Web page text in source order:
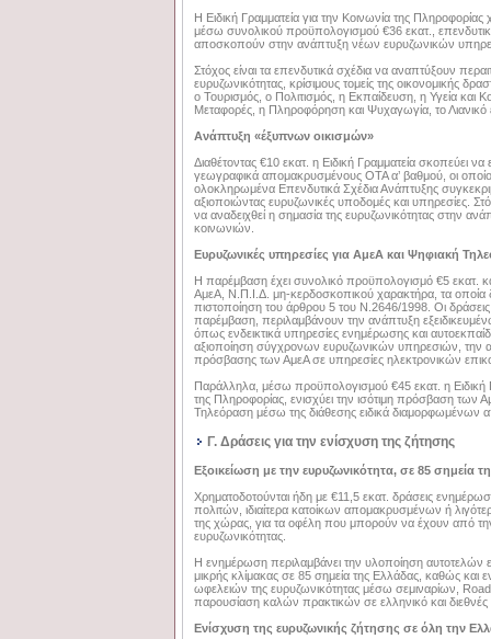
Η Ειδική Γραμματεία για την Κοινωνία της Πληροφορίας
μέσω συνολικού προϋπολογισμού €36 εκατ.,
αποσκοπούν στην ανάπτυξη νέων ευρυζωνικών
Στόχος είναι τα επενδυτικά σχέδια να αναπτύξουν
ευρυζωνικότητας, κρίσιμους τομείς της οικονομικής
ο Τουρισμός, ο Πολιτισμός, η Εκπαίδευση, η Υγεία και
Μεταφορές, η Πληροφόρηση και Ψυχαγωγία, το
Ανάπτυξη «έξυπνων οικισμών»
Διαθέτοντας €10 εκατ. η Ειδική Γραμματεία σκοπεύει να
γεωγραφικά απομακρυσμένους ΟΤΑ α’ βαθμού, οι
ολοκληρωμένα Επενδυτικά Σχέδια Ανάπτυξης
αξιοποιώντας ευρυζωνικές υποδομές και υπηρεσίες.
να αναδειχθεί η σημασία της ευρυζωνικότητας στην
κοινωνιών.
Ευρυζωνικές υπηρεσίες για ΑμεΑ και Ψηφιακή
Η παρέμβαση έχει συνολικό προϋπολογισμό €5 εκατ.
ΑμεΑ, Ν.Π.Ι.Δ. μη-κερδοσκοπικού χαρακτήρα, τα οποία
πιστοποίηση του άρθρου 5 του Ν.2646/1998. Οι
παρέμβαση, περιλαμβάνουν την ανάπτυξη
όπως ενδεικτικά υπηρεσίες ενημέρωσης και
αξιοποίηση σύγχρονων ευρυζωνικών υπηρεσιών, την
πρόσβασης των ΑμεΑ σε υπηρεσίες ηλεκτρονικών
Παράλληλα, μέσω προϋπολογισμού €45 εκατ. η Ειδική
της Πληροφορίας, ενισχύει την ισότιμη πρόσβαση των
Τηλεόραση μέσω της διάθεσης ειδικά διαμορφωμένων
Γ. Δράσεις για την ενίσχυση της ζήτησης
Εξοικείωση με την ευρυζωνικότητα, σε 85 σημεία
Χρηματοδοτούνται ήδη με €11,5 εκατ. δράσεις
πολιτών, ιδιαίτερα κατοίκων απομακρυσμένων ή
της χώρας, για τα οφέλη που μπορούν να έχουν από
ευρυζωνικότητας.
Η ενημέρωση περιλαμβάνει την υλοποίηση αυτοτελών
μικρής κλίμακας σε 85 σημεία της Ελλάδας, καθώς και
ωφελειών της ευρυζωνικότητας μέσω σεμιναρίων,
παρουσίαση καλών πρακτικών σε ελληνικό και
Ενίσχυση της ευρυζωνικής ζήτησης σε όλη την